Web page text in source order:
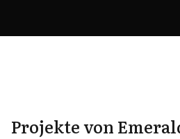
Projekte von